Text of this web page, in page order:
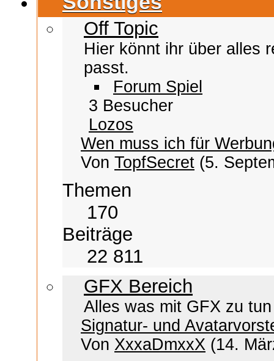
Off Topic
Hier könnt ihr über alles
passt.
Forum Spiel
3 Besucher
Lozos
Wen muss ich für
Von TopfSecret (5.
Themen
170
Beiträge
22 811
GFX Bereich
Alles was mit GFX zu
Signatur- und
Von XxxaDmxxX (14.